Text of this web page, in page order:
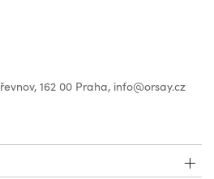
162 00 Praha, info@orsay.cz